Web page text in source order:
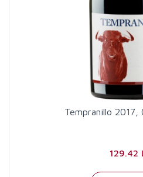
Tempranillo 2017,
129.42